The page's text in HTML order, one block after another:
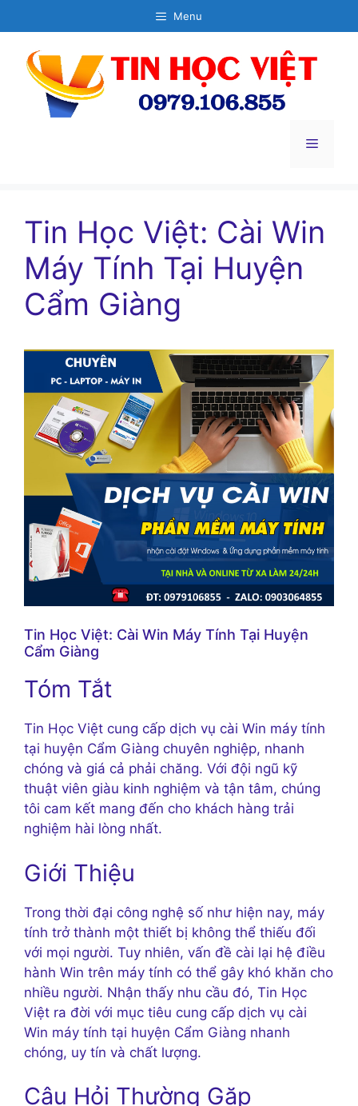
đến
dung
Menu
Menu
Tin Học Việt: Cài Win
Máy Tính Tại Huyện
Cẩm Giàng
Tin Học Việt: Cài Win Máy Tính Tại Huyện
Cẩm Giàng
Tóm Tắt
Tin Học Việt cung cấp dịch vụ cài Win máy tính
tại huyện Cẩm Giàng chuyên nghiệp, nhanh
chóng và giá cả phải chăng. Với đội ngũ kỹ
thuật viên giàu kinh nghiệm và tận tâm, chúng
tôi cam kết mang đến cho khách hàng trải
nghiệm hài lòng nhất.
Giới Thiệu
Trong thời đại công nghệ số như hiện nay, máy
tính trở thành một thiết bị không thể thiếu đối
với mọi người. Tuy nhiên, vấn đề cài lại hệ điều
hành Win trên máy tính có thể gây khó khăn cho
nhiều người. Nhận thấy nhu cầu đó, Tin Học
Việt ra đời với mục tiêu cung cấp dịch vụ cài
Win máy tính tại huyện Cẩm Giàng nhanh
chóng, uy tín và chất lượng.
Câu Hỏi Thường Gặp